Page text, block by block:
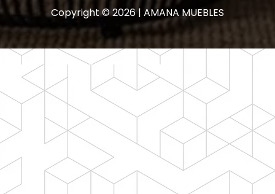
Copyright © 2026 | AMANA MUEBLES